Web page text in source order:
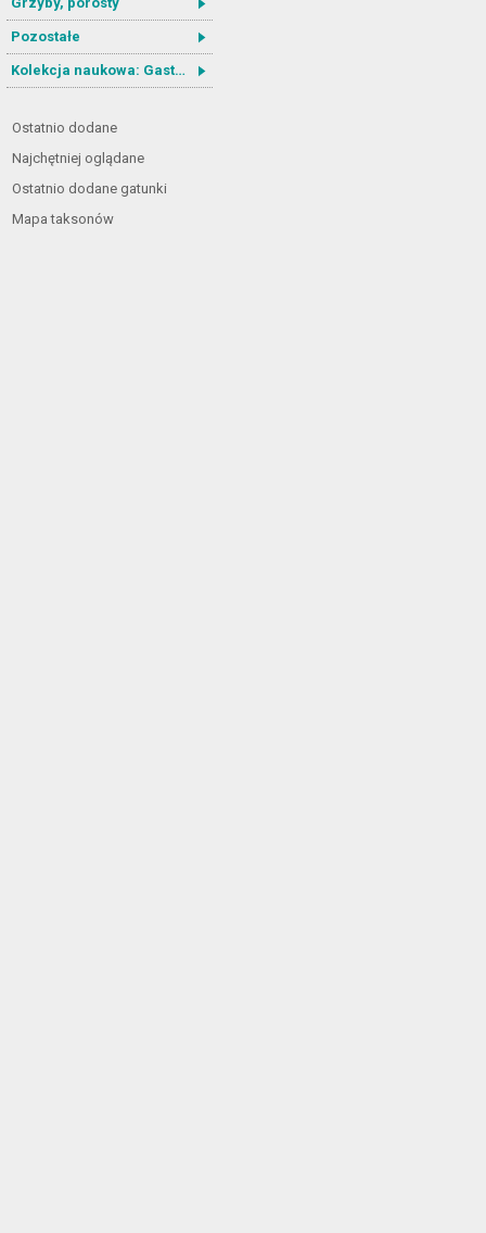
Pozostałe
Kolekcja naukowa: Gastrotricha
Ostatnio dodane
Najchętniej oglądane
Ostatnio dodane gatunki
Mapa taksonów